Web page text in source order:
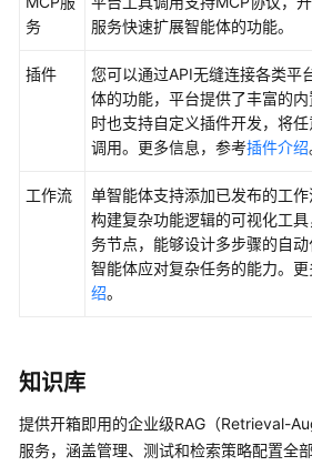
体
用
为
应
添
加
技
能
添
知
识
务
服务快速扩展智能体的功能。
插件
您可以通过API无缝连接各类平
体的功能，平台提供了丰富的
时也支持自定义插件开发，将
调用。更多信息，参考插件介绍
工作流
单智能体支持添加已发布的工
构建复杂功能逻辑的可视化工
务节点，能够设计多步骤的自
智能体应对复杂任务的能力。
绍。
知识库
提供开箱即用的企业级RAG（Retrieval-
服务，涵盖管理、测试和检索策略配置全部